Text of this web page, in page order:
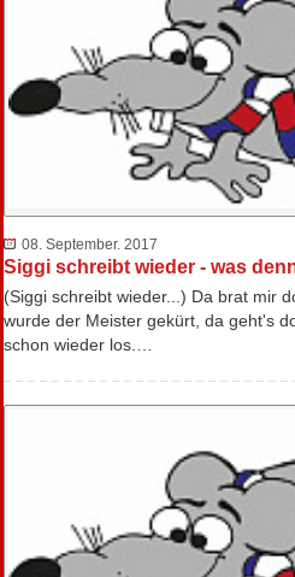
08. September. 2017
Siggi schreibt wieder - was
(Siggi schreibt wieder...) Da brat mir
wurde der Meister gekürt, da geht's
schon wieder los.…